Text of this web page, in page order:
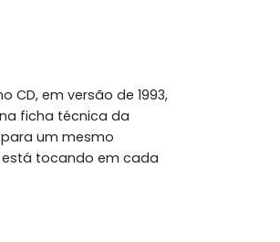
CD, em versão de 1993,
ficha técnica da
um mesmo
tocando em cada